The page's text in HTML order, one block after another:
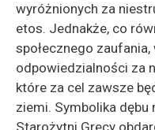
wyróżnionych za
etos. Jednakże, co
społecznego
odpowiedzialności za
które za cel zawsze
ziemi. Symbolika dębu